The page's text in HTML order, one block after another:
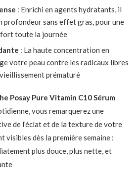
: Enrichi en agents hydratants, il
profondeur sans effet gras, pour une
toute la journée
: La haute concentration en
votre peau contre les radicaux libres
prématuré
Posay Pure Vitamin C10 Sérum
vous remarquerez une
de l’éclat et de la texture de votre
visibles dès la première semaine :
plus douce, plus nette, et